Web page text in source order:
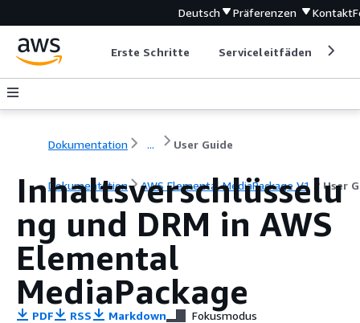
Deutsch Präferenzen Kontakt
Erste Schritte Serviceleitfäden
Dokumentation ... User Guide
Dokumentation AWS Elemental MediaPackage V1 User
Inhaltsverschlüsselu
ng und DRM in AWS
Elemental
MediaPackage
PDF RSS Markdown Fokusmodus